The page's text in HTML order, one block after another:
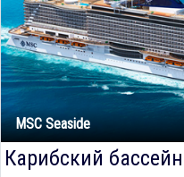
MSC Seaside
Карибский бассейн